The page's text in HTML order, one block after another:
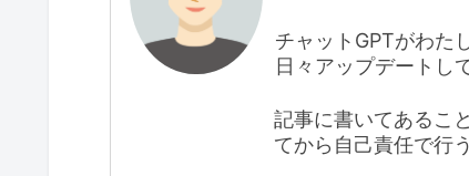
チャットGPTがわた
日々アップデートし
記事に書いてあるこ
てから自己責任で行